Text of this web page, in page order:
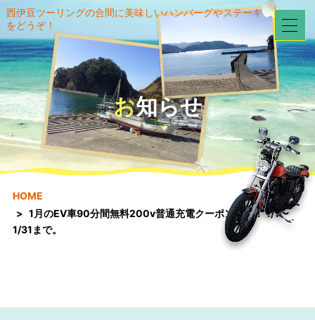
西伊豆ツーリングの合間に美味しいハンバーグやステーキ
をどうぞ！
お知らせ
HOME
1月のEV車90分間無料200v普通充電クーポン券！！ 1/1〜
1/31まで。